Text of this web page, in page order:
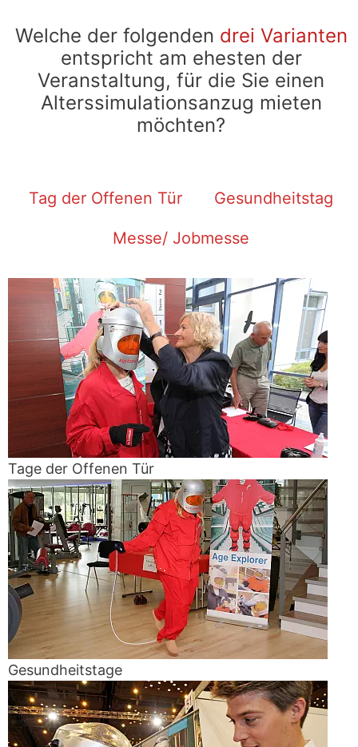
Welche der folgenden drei Varianten
entspricht am ehesten der
Veranstaltung, für die Sie einen
Alterssimulationsanzug mieten
möchten?
Tag der Offenen Tür Gesundheitstag
Messe/ Jobmesse
Tage der Offenen Tür
Gesundheitstage